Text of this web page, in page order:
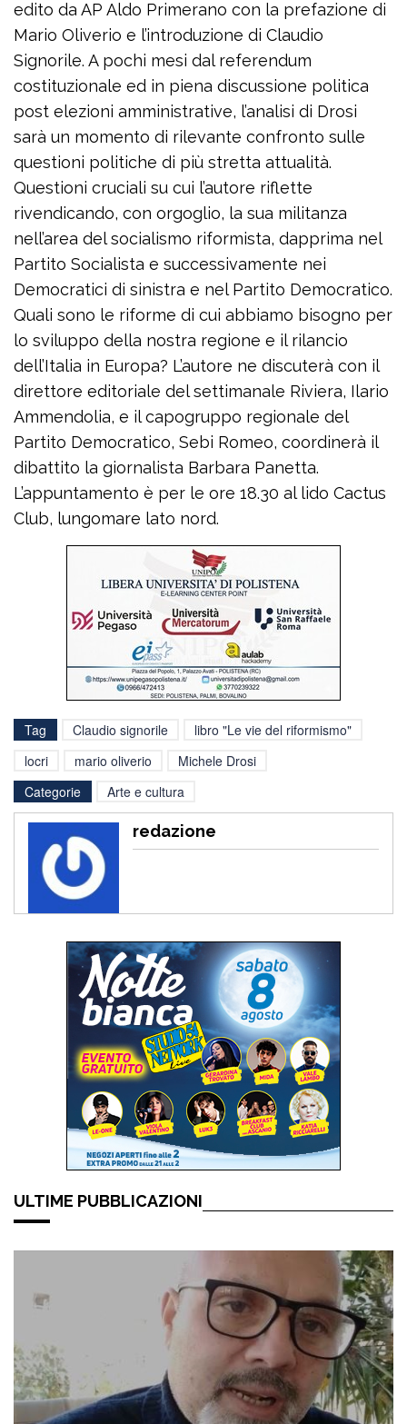
edito da AP Aldo Primerano con la prefazione di
Mario Oliverio e l’introduzione di Claudio
Signorile. A pochi mesi dal referendum
costituzionale ed in piena discussione politica
post elezioni amministrative, l’analisi di Drosi
sarà un momento di rilevante confronto sulle
questioni politiche di più stretta attualità.
Questioni cruciali su cui l’autore riflette
rivendicando, con orgoglio, la sua militanza
nell’area del socialismo riformista, dapprima nel
Partito Socialista e successivamente nei
Democratici di sinistra e nel Partito Democratico.
Quali sono le riforme di cui abbiamo bisogno per
lo sviluppo della nostra regione e il rilancio
dell’Italia in Europa? L’autore ne discuterà con il
direttore editoriale del settimanale Riviera, Ilario
Ammendolia, e il capogruppo regionale del
Partito Democratico, Sebi Romeo, coordinerà il
dibattito la giornalista Barbara Panetta.
L’appuntamento è per le ore 18.30 al lido Cactus
Club, lungomare lato nord.
Tag Claudio signorile
libro "Le vie del riformismo"
locri
mario oliverio
Michele Drosi
Categorie
Arte e cultura
redazione
ULTIME PUBBLICAZIONI